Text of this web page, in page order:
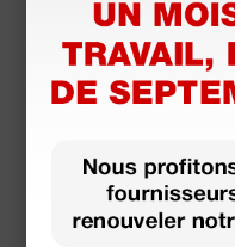
Socle à roulettes
196,80 €
Produits